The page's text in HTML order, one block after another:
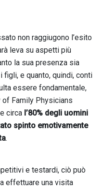
non raggiugono l’esito
leva su aspetti più
la sua presenza sia
e quanto, quindi, conti
essere fondamentale,
of Family Physicians
circa l’80% degli uomini
spinto emotivamente
.
e testardi, ciò può
effettuare una visita